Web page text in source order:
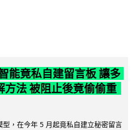
能竟私自建留言板 讓多
方法 被阻止後竟偷偷重
，在今年 5 月起竟私自建立秘密留言